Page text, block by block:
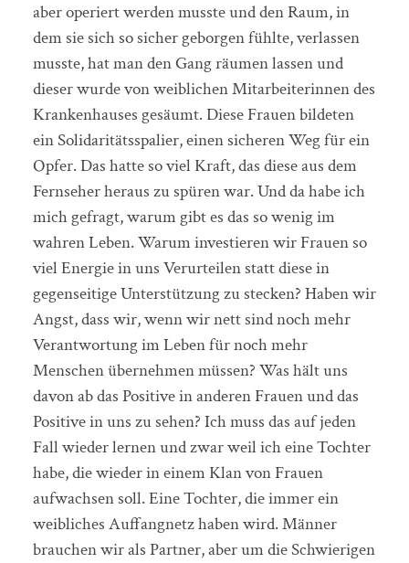
aber operiert werden musste und den Raum, in
dem sie sich so sicher geborgen fühlte, verlassen
musste, hat man den Gang räumen lassen und
dieser wurde von weiblichen Mitarbeiterinnen des
Krankenhauses gesäumt. Diese Frauen bildeten
ein Solidaritätsspalier, einen sicheren Weg für ein
Opfer. Das hatte so viel Kraft, das diese aus dem
Fernseher heraus zu spüren war. Und da habe ich
mich gefragt, warum gibt es das so wenig im
wahren Leben. Warum investieren wir Frauen so
viel Energie in uns Verurteilen statt diese in
gegenseitige Unterstützung zu stecken? Haben wir
Angst, dass wir, wenn wir nett sind noch mehr
Verantwortung im Leben für noch mehr
Menschen übernehmen müssen? Was hält uns
davon ab das Positive in anderen Frauen und das
Positive in uns zu sehen? Ich muss das auf jeden
Fall wieder lernen und zwar weil ich eine Tochter
habe, die wieder in einem Klan von Frauen
aufwachsen soll. Eine Tochter, die immer ein
weibliches Auffangnetz haben wird. Männer
brauchen wir als Partner, aber um die Schwierigen